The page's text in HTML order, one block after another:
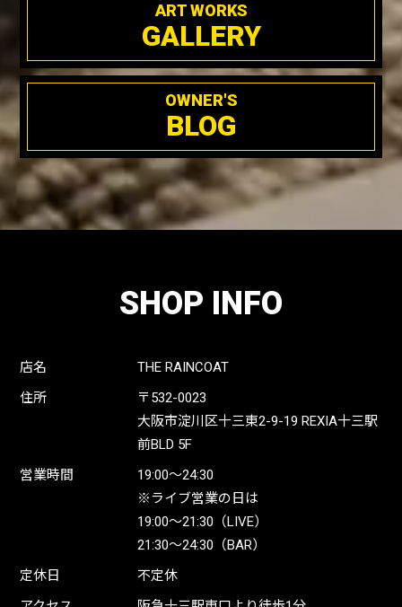
ART WORKS
GALLERY
OWNER'S
BLOG
SHOP INFO
店名
THE RAINCOAT
住所
〒532-0023
大阪市淀川区十三東2-9-19 REXIA十三駅
前BLD 5F
営業時間
19:00〜24:30
※ライブ営業の日は
19:00〜21:30（LIVE）
21:30〜24:30（BAR）
定休日
不定休